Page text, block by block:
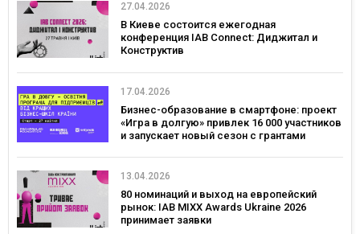
27.04.2026
В Киеве состоится ежегодная
конференция IAB Connect: Диджитал и
Конструктив
17.04.2026
Бизнес-образование в смартфоне: проект
«Игра в долгую» привлек 16 000 участников
и запускает новый сезон с грантами
13.04.2026
80 номинаций и выход на европейский
рынок: IAB MIXX Awards Ukraine 2026
принимает заявки